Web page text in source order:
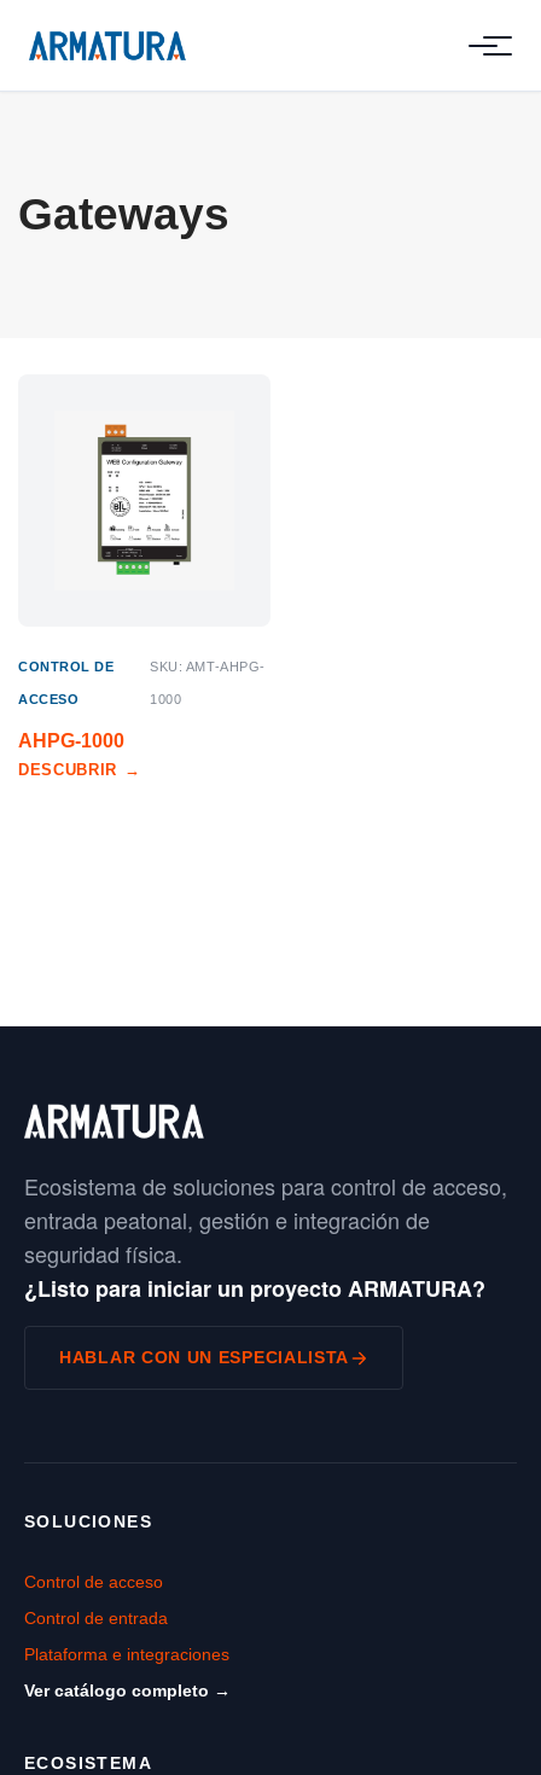
Gateways
CONTROL DE
ACCESO
SKU: AMT-AHPG-
1000
AHPG-1000
DESCUBRIR →
Ecosistema de soluciones para control de acceso,
entrada peatonal, gestión e integración de
seguridad física.
¿Listo para iniciar un proyecto ARMATURA?
HABLAR CON UN ESPECIALISTA
SOLUCIONES
Control de acceso
Control de entrada
Plataforma e integraciones
Ver catálogo completo →
ECOSISTEMA